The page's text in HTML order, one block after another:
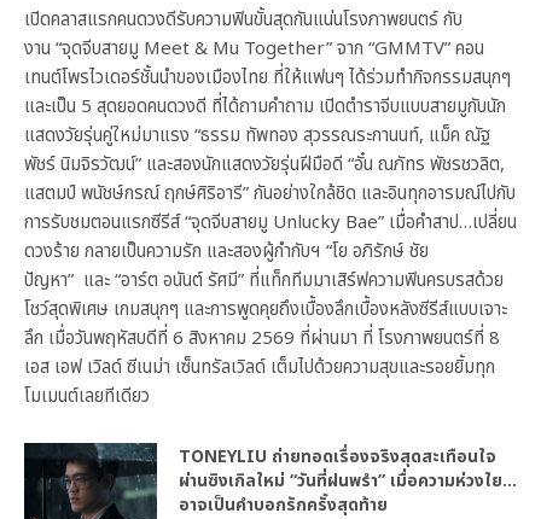
เปิดคลาสแรกคนดวงดีรับความฟินขั้นสุดกันแน่นโรงภาพยนตร์ กับ
งาน “จุดจีบสายมู Meet & Mu Together” จาก “GMMTV” คอน
เทนต์โพรไวเดอร์ชั้นนำของเมืองไทย ที่ให้แฟนๆ ได้ร่วมทำกิจกรรมสนุกๆ
และเป็น 5 สุดยอดคนดวงดี ที่ได้ถามคำถาม เปิดตำราจีบแบบสายมูกับนัก
แสดงวัยรุ่นคู่ใหม่มาแรง “ธรรม ทัพทอง สุวรรณระกานนท์, แม็ค ณัฐ
พัชร์ นิมจิรวัฒน์” และสองนักแสดงวัยรุ่นฝีมือดี “อั๋น ณภัทร พัชรชวลิต,
แสตมป์ พนัชษ์กรณ์ ฤกษ์ศิริอารี” กันอย่างใกล้ชิด และอินทุกอารมณ์ไปกับ
การรับชมตอนแรกซีรีส์ “จุดจีบสายมู Unlucky Bae” เมื่อคำสาป…เปลี่ยน
ดวงร้าย กลายเป็นความรัก และสองผู้กำกับฯ “โย อภิรักษ์ ชัย
ปัญหา” และ “อาร์ต อนันต์ รัศมี” ที่แท็กทีมมาเสิร์ฟความฟินครบรสด้วย
โชว์สุดพิเศษ เกมสนุกๆ และการพูดคุยถึงเบื้องลึกเบื้องหลังซีรีส์แบบเจาะ
ลึก เมื่อวันพฤหัสบดีที่ 6 สิงหาคม 2569 ที่ผ่านมา ที่ โรงภาพยนตร์ที่ 8
เอส เอฟ เวิลด์ ซีเนม่า เซ็นทรัลเวิลด์ เต็มไปด้วยความสุขและรอยยิ้มทุก
โมเมนต์เลยทีเดียว
TONEYLIU ถ่ายทอดเรื่องจริงสุดสะเทือนใจ
ผ่านซิงเกิลใหม่ “วันที่ฝนพรำ” เมื่อความห่วงใย…
อาจเป็นคำบอกรักครั้งสุดท้าย